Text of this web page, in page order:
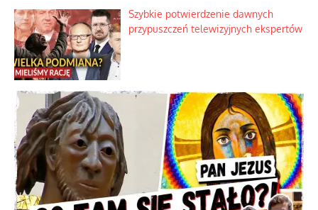
Szybkie potwierdzenie dawnych
przypuszczeń telewizyjnych ekspertów